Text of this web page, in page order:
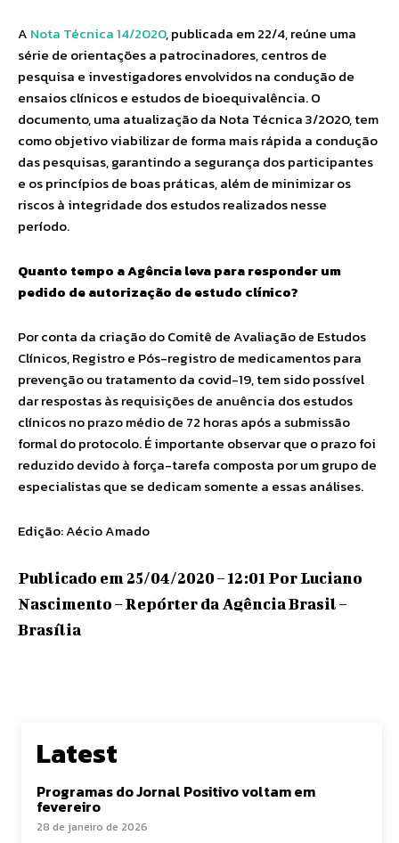
A Nota Técnica 14/2020, publicada em 22/4, reúne uma
série de orientações a patrocinadores, centros de
pesquisa e investigadores envolvidos na condução de
ensaios clínicos e estudos de bioequivalência. O
documento, uma atualização da Nota Técnica 3/2020, tem
como objetivo viabilizar de forma mais rápida a condução
das pesquisas, garantindo a segurança dos participantes
e os princípios de boas práticas, além de minimizar os
riscos à integridade dos estudos realizados nesse
período.
Quanto tempo a Agência leva para responder um
pedido de autorização de estudo clínico?
Por conta da criação do Comitê de Avaliação de Estudos
Clínicos, Registro e Pós-registro de medicamentos para
prevenção ou tratamento da covid-19, tem sido possível
dar respostas às requisições de anuência dos estudos
clínicos no prazo médio de 72 horas após a submissão
formal do protocolo. É importante observar que o prazo foi
reduzido devido à força-tarefa composta por um grupo de
especialistas que se dedicam somente a essas análises.
Edição: Aécio Amado
Publicado em 25/04/2020 – 12:01 Por Luciano
Nascimento – Repórter da Agência Brasil –
Brasília
Latest
Programas do Jornal Positivo voltam em
fevereiro
28 de janeiro de 2026